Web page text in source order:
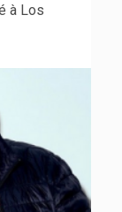
à Los